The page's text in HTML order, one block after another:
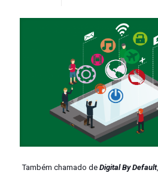
Também chamado de Digital By Default,